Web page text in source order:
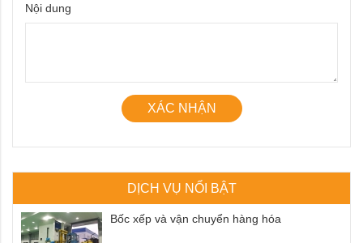
DỊCH VỤ NỔI BẬT
Bốc xếp và vận chuyển hàng hóa
Nội dung
XÁC NHẬN